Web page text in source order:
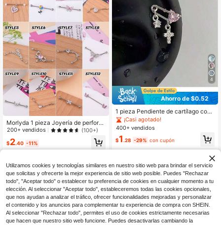
Morlyda 1 pieza Joyería de perfora
ción industrial con cadena rosa lind
xidable 316L con mariposa y flor de
14G, unisex, pendiente de barra ind
n para perforación del cartílago y h
élice, pendiente de barra industrial
con estrella de mar para perforació
n corporal, barra de perforación ind
ustrial de 38mm (1.5 pulgadas) adec
uada para fiestas y uso diario
200+ vendidos (100+)
$2.40 -11%
4
Ahorro de $0.52
1 pieza Pendiente de cartílago con f
orma de corazón de circonita, joyerí
a simple y de moda para mujeres, a
decuado para uso diario y fiestas
¡Casi agotado!
400+ vendidos
$1 .28 -29% con cupón
Utilizamos cookies y tecnologías similares en nuestro sitio web para brindar el servicio
que solicitas y ofrecerte la mejor experiencia de sitio web posible. Puedes "Rechazar
todo", "Aceptar todo" o establecer tu preferencia de cookies en cualquier momento a tu
elección. Al seleccionar "Aceptar todo", estableceremos todas las cookies opcionales,
que nos ayudan a analizar el tráfico, ofrecer funcionalidades mejoradas y personalizar
el contenido y los anuncios para complementar tu experiencia de compra con SHEIN.
Al seleccionar "Rechazar todo", permites el uso de cookies estrictamente necesarias
que hacen que nuestro sitio web funcione. Puedes desactivarlas cambiando la